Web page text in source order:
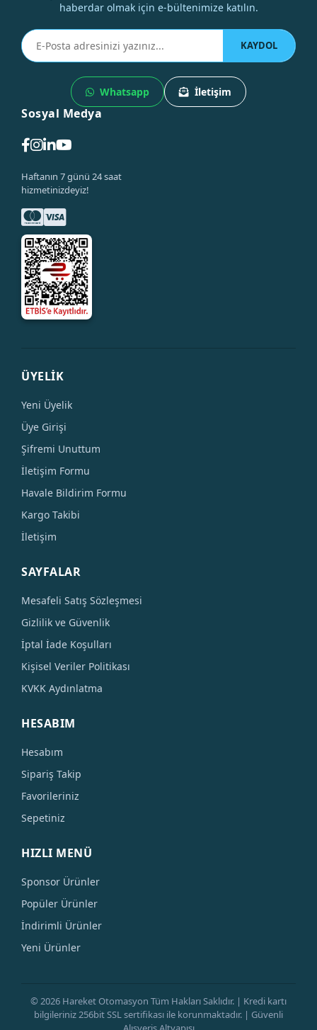
haberdar olmak için e-bültenimize katılın.
KAYDOL
Whatsapp İletişim
Sosyal Medya
Haftanın 7 günü 24 saat
hizmetinizdeyiz!
ÜYELİK
Yeni Üyelik
Üye Girişi
Şifremi Unuttum
İletişim Formu
Havale Bildirim Formu
Kargo Takibi
İletişim
SAYFALAR
Mesafeli Satış Sözleşmesi
Gizlilik ve Güvenlik
İptal İade Koşulları
Kişisel Veriler Politikası
KVKK Aydınlatma
HESABIM
Hesabım
Sipariş Takip
Favorileriniz
Sepetiniz
HIZLI MENÜ
Sponsor Ürünler
Popüler Ürünler
İndirimli Ürünler
Yeni Ürünler
© 2026 Hareket Otomasyon Tüm Hakları Saklıdır. | Kredi kartı
bilgileriniz 256bit SSL sertifikası ile korunmaktadır. | Güvenli